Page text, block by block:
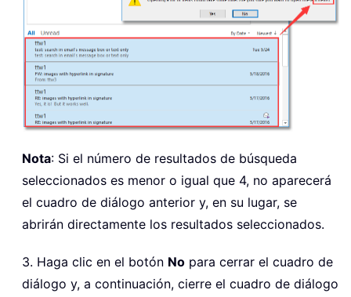
Nota: Si el número de resultados de búsqueda
seleccionados es menor o igual que 4, no aparecerá
el cuadro de diálogo anterior y, en su lugar, se
abrirán directamente los resultados seleccionados.
3. Haga clic en el botón No para cerrar el cuadro de
diálogo y, a continuación, cierre el cuadro de diálogo